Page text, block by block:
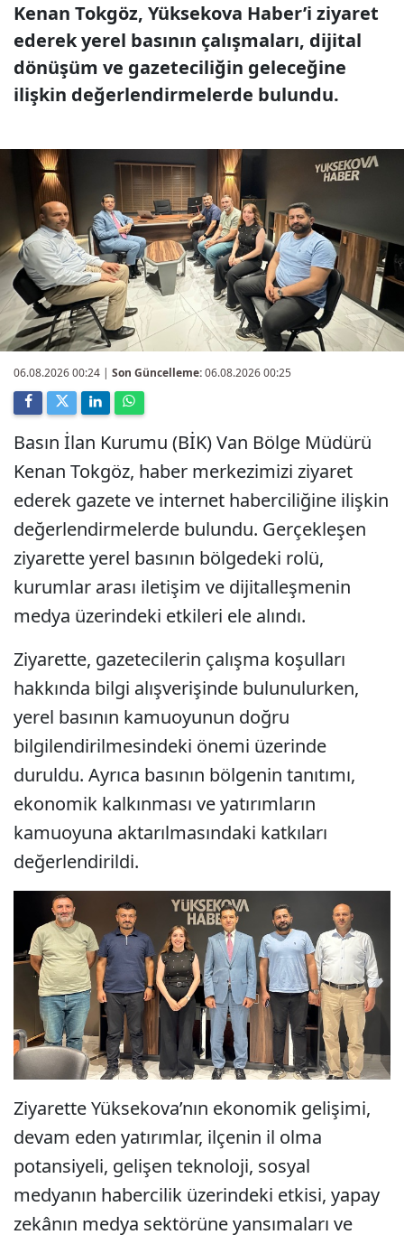
Kenan Tokgöz, Yüksekova Haber’i ziyaret
ederek yerel basının çalışmaları, dijital
dönüşüm ve gazeteciliğin geleceğine
ilişkin değerlendirmelerde bulundu.
06.08.2026 00:24 | Son Güncelleme:06.08.2026 00:25
Basın İlan Kurumu (BİK) Van Bölge Müdürü
Kenan Tokgöz, haber merkezimizi ziyaret
ederek gazete ve internet haberciliğine ilişkin
değerlendirmelerde bulundu. Gerçekleşen
ziyarette yerel basının bölgedeki rolü,
kurumlar arası iletişim ve dijitalleşmenin
medya üzerindeki etkileri ele alındı.
Ziyarette, gazetecilerin çalışma koşulları
hakkında bilgi alışverişinde bulunulurken,
yerel basının kamuoyunun doğru
bilgilendirilmesindeki önemi üzerinde
duruldu. Ayrıca basının bölgenin tanıtımı,
ekonomik kalkınması ve yatırımların
kamuoyuna aktarılmasındaki katkıları
değerlendirildi.
Ziyarette Yüksekova’nın ekonomik gelişimi,
devam eden yatırımlar, ilçenin il olma
potansiyeli, gelişen teknoloji, sosyal
medyanın habercilik üzerindeki etkisi, yapay
zekânın medya sektörüne yansımaları ve